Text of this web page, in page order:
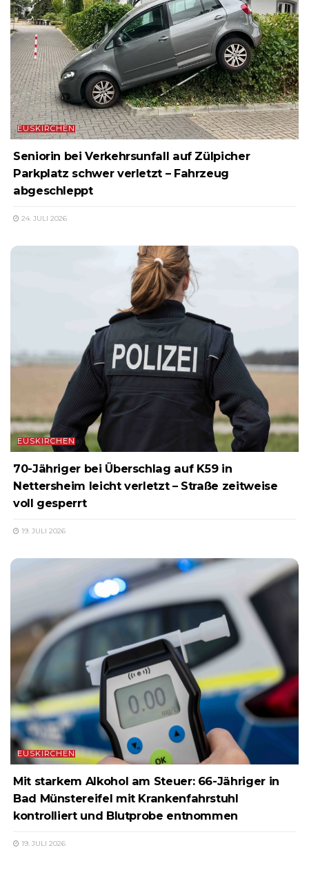
EUSKIRCHEN
Seniorin bei Verkehrsunfall auf Zülpicher
Parkplatz schwer verletzt – Fahrzeug
abgeschleppt
24. JULI 2026
EUSKIRCHEN
70-Jähriger bei Überschlag auf K59 in
Nettersheim leicht verletzt – Straße zeitweise
voll gesperrt
19. JULI 2026
EUSKIRCHEN
Mit starkem Alkohol am Steuer: 66-Jähriger in
Bad Münstereifel mit Krankenfahrstuhl
kontrolliert und Blutprobe entnommen
19. JULI 2026